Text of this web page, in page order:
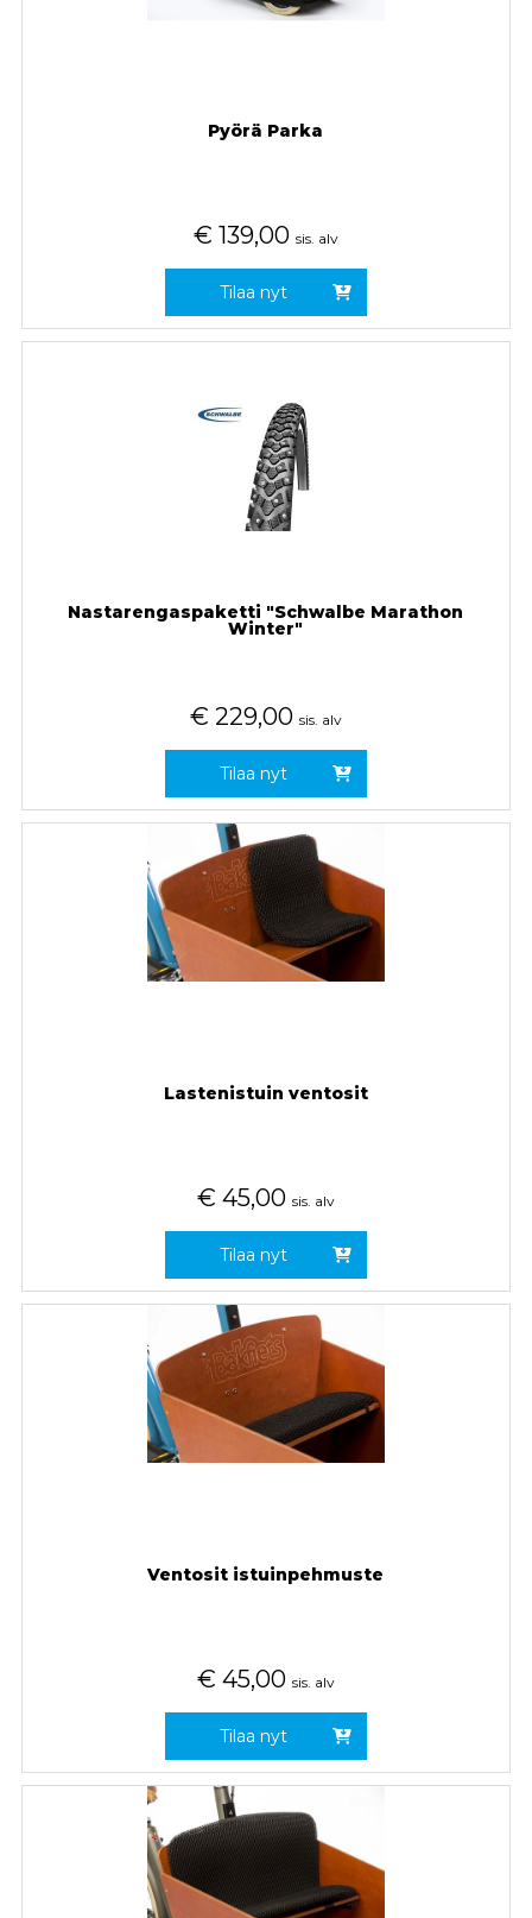
Pyörä Parka
€ 139,00 sis. alv
Tilaa nyt
Nastarengaspaketti "Schwalbe Marathon
Winter"
€ 229,00 sis. alv
Tilaa nyt
Lastenistuin ventosit
€ 45,00 sis. alv
Tilaa nyt
Ventosit istuinpehmuste
€ 45,00 sis. alv
Tilaa nyt